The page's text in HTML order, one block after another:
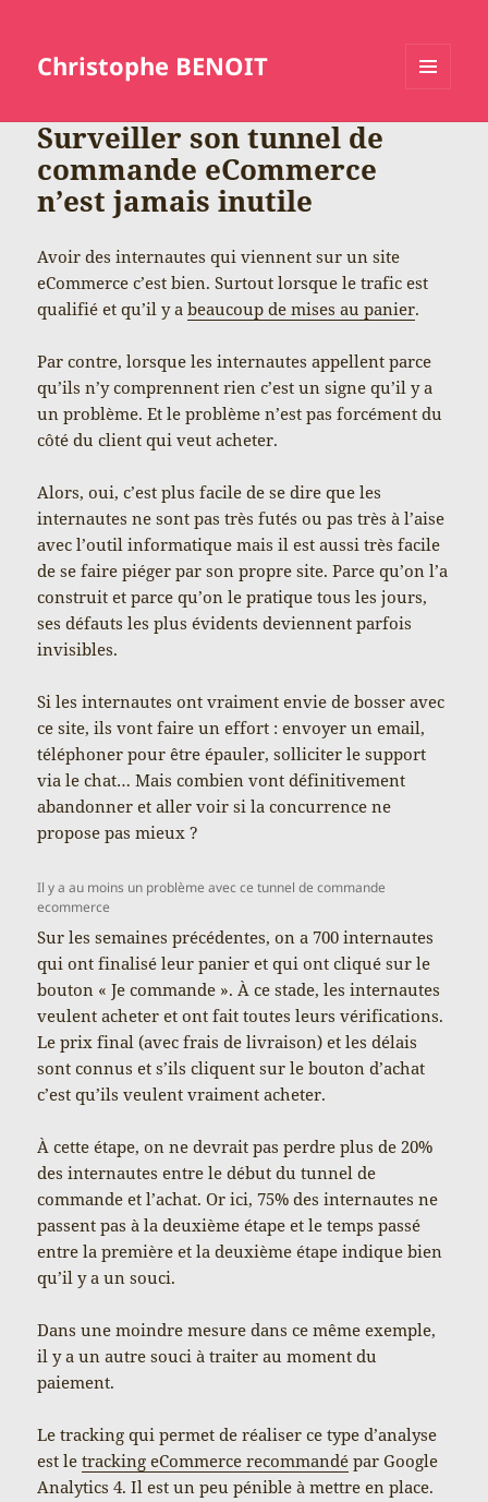
Christophe BENOIT
Surveiller son tunnel de
commande eCommerce
n’est jamais inutile
Avoir des internautes qui viennent sur un site
eCommerce c’est bien. Surtout lorsque le trafic est
qualifié et qu’il y abeaucoup de mises au panier.
Par contre, lorsque les internautes appellent parce
qu’ils n’y comprennent rien c’est un signe qu’il y a
un problème. Et le problème n’est pas forcément du
côté du client qui veut acheter.
Alors, oui, c’est plus facile de se dire que les
internautes ne sont pas très futés ou pas très à l’aise
avec l’outil informatique mais il est aussi très facile
de se faire piéger par son propre site. Parce qu’on l’a
construit et parce qu’on le pratique tous les jours,
ses défauts les plus évidents deviennent parfois
invisibles.
Si les internautes ont vraiment envie de bosser avec
ce site, ils vont faire un effort : envoyer un email,
téléphoner pour être épauler, solliciter le support
via le chat… Mais combien vont définitivement
abandonner et aller voir si la concurrence ne
propose pas mieux ?
Il y a au moins un problème avec ce tunnel de commande
ecommerce
Sur les semaines précédentes, on a 700 internautes
qui ont finalisé leur panier et qui ont cliqué sur le
bouton « Je commande ». À ce stade, les internautes
veulent acheter et ont fait toutes leurs vérifications.
Le prix final (avec frais de livraison) et les délais
sont connus et s’ils cliquent sur le bouton d’achat
c’est qu’ils veulent vraiment acheter.
À cette étape, on ne devrait pas perdre plus de 20%
des internautes entre le début du tunnel de
commande et l’achat. Or ici, 75% des internautes ne
passent pas à la deuxième étape et le temps passé
entre la première et la deuxième étape indique bien
qu’il y a un souci.
Dans une moindre mesure dans ce même exemple,
il y a un autre souci à traiter au moment du
paiement.
Le tracking qui permet de réaliser ce type d’analyse
est letracking eCommerce recommandé par Google
Analytics 4. Il est un peu pénible à mettre en place.